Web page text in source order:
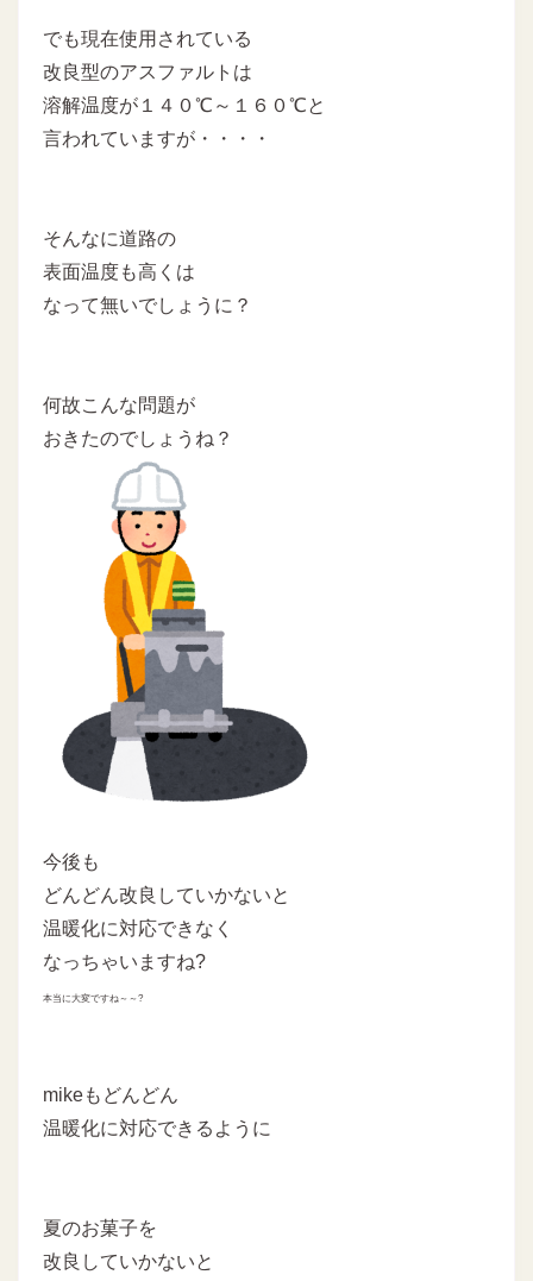
でも現在使用されている
改良型のアスファルトは
溶解温度が１４０℃～１６０℃と
言われていますが・・・・
そんなに道路の
表面温度も高くは
なって無いでしょうに？
何故こんな問題が
おきたのでしょうね？
今後も
どんどん改良していかないと
温暖化に対応できなく
なっちゃいますね?
本当に大変ですね～～?
mikeもどんどん
温暖化に対応できるように
夏のお菓子を
改良していかないと